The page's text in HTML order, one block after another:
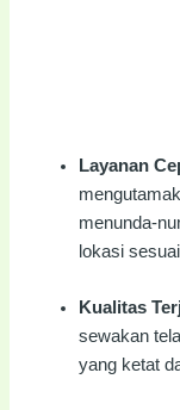
Layanan
menunda-
lokasi
Kualitas
sewakan
yang ketat